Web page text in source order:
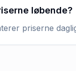
løbende?
priserne